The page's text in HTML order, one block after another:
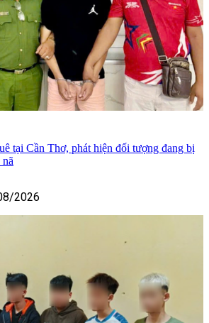
tại Cần Thơ, phát hiện đối tượng đang bị
2026